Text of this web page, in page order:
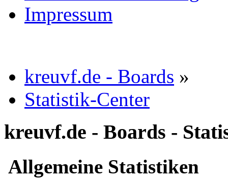
Impressum
kreuvf.de - Boards »
Statistik-Center
kreuvf.de - Boards -
Allgemeine Statistiken